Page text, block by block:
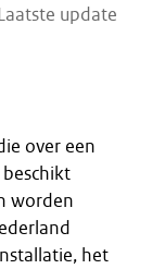
update
over een
worden
het